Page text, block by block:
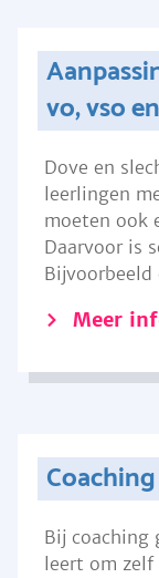
vo, vso
Dove en
leerlingen
moeten ook
Daarvoor is
Meer
Bij coaching
leert om